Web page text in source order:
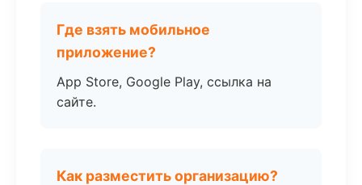
Где взять мобильное
приложение?
App Store, Google Play, ссылка на
сайте.
Как разместить организацию?